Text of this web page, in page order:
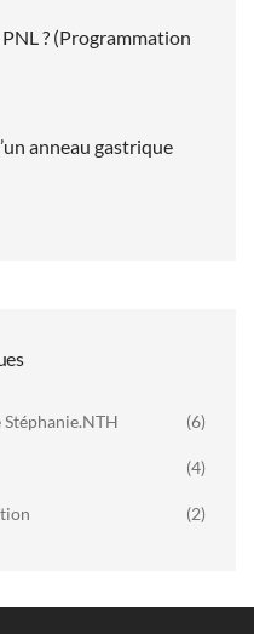
PNL ? (Programmation
anneau gastrique
Stéphanie.NTH (6)
(4)
(2)